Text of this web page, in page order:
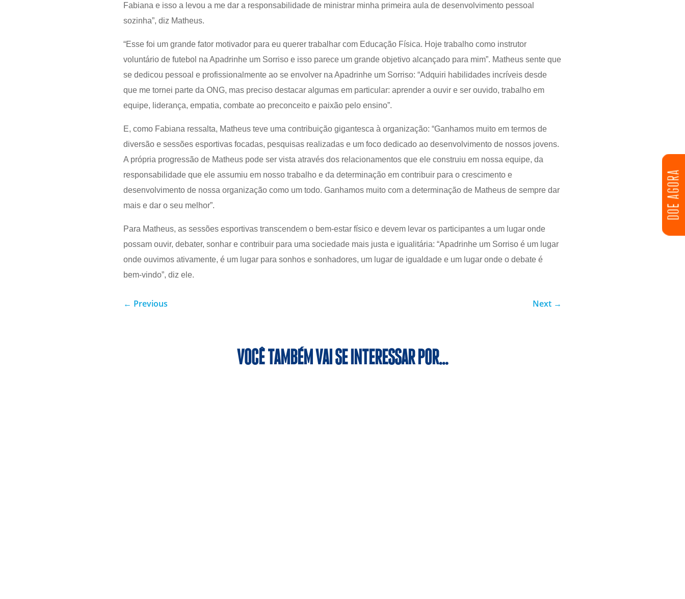
DOE AGORA
Fabiana e isso a levou a me dar a responsabilidade de ministrar minha primeira aula de desenvolvimento pessoal
sozinha”, diz Matheus.
“Esse foi um grande fator motivador para eu querer trabalhar com Educação Física. Hoje trabalho como instrutor
voluntário de futebol na Apadrinhe um Sorriso e isso parece um grande objetivo alcançado para mim”. Matheus sente que
se dedicou pessoal e profissionalmente ao se envolver na Apadrinhe um Sorriso: “Adquiri habilidades incríveis desde
que me tornei parte da ONG, mas preciso destacar algumas em particular: aprender a ouvir e ser ouvido, trabalho em
equipe, liderança, empatia, combate ao preconceito e paixão pelo ensino”.
E, como Fabiana ressalta, Matheus teve uma contribuição gigantesca à organização: “Ganhamos muito em termos de
diversão e sessões esportivas focadas, pesquisas realizadas e um foco dedicado ao desenvolvimento de nossos jovens.
A própria progressão de Matheus pode ser vista através dos relacionamentos que ele construiu em nossa equipe, da
responsabilidade que ele assumiu em nosso trabalho e da determinação em contribuir para o crescimento e
desenvolvimento de nossa organização como um todo. Ganhamos muito com a determinação de Matheus de sempre dar
mais e dar o seu melhor”.
Para Matheus, as sessões esportivas transcendem o bem-estar físico e devem levar os participantes a um lugar onde
possam ouvir, debater, sonhar e contribuir para uma sociedade mais justa e igualitária: “Apadrinhe um Sorriso é um lugar
onde ouvimos ativamente, é um lugar para sonhos e sonhadores, um lugar de igualdade e um lugar onde o debate é
bem-vindo”, diz ele.
← Previous Next →
VOCÊ TAMBÉM VAI SE INTERESSAR POR…